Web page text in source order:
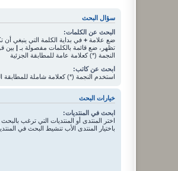
سؤال البحث
البحث عن الكلمات:
ضع علامة + في بداية الكلمة التي ينبغي أن
تظهر، ضع قائمة بالكلمات مفصولة بـ | بين
النجمة (*) كعلامة عامة للمطابقة الجزئية
ابحث عن كاتب:
استخدم النجمة (*) كعلامة شاملة للمطابقة
خيارات البحث
ابحث في المنتديات:
اختر المنتدى أو المنتديات التي ترغب
باختيار المنتدى الأب تنشيط البحث في